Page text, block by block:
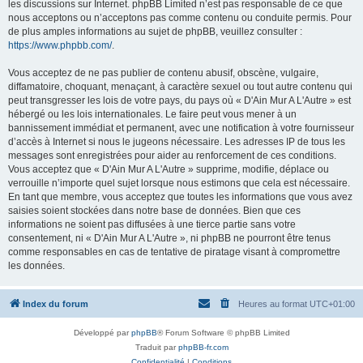
les discussions sur Internet. phpBB Limited n’est pas responsable de ce que
nous acceptons ou n’acceptons pas comme contenu ou conduite permis. Pour
de plus amples informations au sujet de phpBB, veuillez consulter :
https://www.phpbb.com/.
Vous acceptez de ne pas publier de contenu abusif, obscène, vulgaire,
diffamatoire, choquant, menaçant, à caractère sexuel ou tout autre contenu qui
peut transgresser les lois de votre pays, du pays où « D'Ain Mur A L'Autre » est
hébergé ou les lois internationales. Le faire peut vous mener à un
bannissement immédiat et permanent, avec une notification à votre fournisseur
d’accès à Internet si nous le jugeons nécessaire. Les adresses IP de tous les
messages sont enregistrées pour aider au renforcement de ces conditions.
Vous acceptez que « D'Ain Mur A L'Autre » supprime, modifie, déplace ou
verrouille n’importe quel sujet lorsque nous estimons que cela est nécessaire.
En tant que membre, vous acceptez que toutes les informations que vous avez
saisies soient stockées dans notre base de données. Bien que ces
informations ne soient pas diffusées à une tierce partie sans votre
consentement, ni « D'Ain Mur A L'Autre », ni phpBB ne pourront être tenus
comme responsables en cas de tentative de piratage visant à compromettre
les données.
Index du forum Heures au format UTC+01:00
Développé parphpBB® Forum Software © phpBB Limited
Traduit parphpBB-fr.com